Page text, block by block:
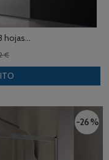
hojas...
€
-26 %